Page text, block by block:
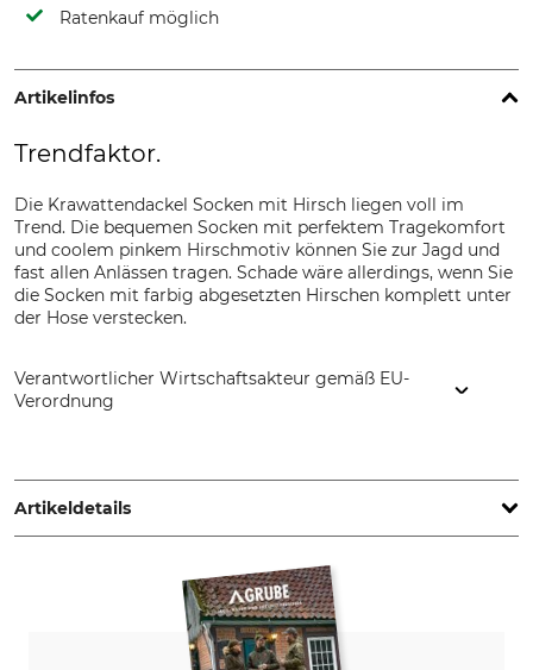
Ratenkauf möglich
Artikelinfos
Trendfaktor.
Die Krawattendackel Socken mit Hirsch liegen voll im
Trend. Die bequemen Socken mit perfektem Tragekomfort
und coolem pinkem Hirschmotiv können Sie zur Jagd und
fast allen Anlässen tragen. Schade wäre allerdings, wenn Sie
die Socken mit farbig abgesetzten Hirschen komplett unter
der Hose verstecken.
Verantwortlicher Wirtschaftsakteur gemäß EU-
Verordnung
Germany, www.krawattendackel.de
Artikeldetails
Produkttyp
Socken
Modellbezeichnung
Oberstoff